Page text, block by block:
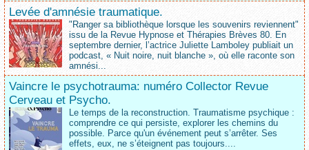
Levée d'amnésie traumatique.
"Ranger sa bibliothèque lorsque les souvenirs reviennent"
issu de la Revue Hypnose et Thérapies Brèves 80. En
septembre dernier, l’actrice Juliette Lamboley publiait un
podcast, « Nuit noire, nuit blanche », où elle raconte son
amnési...
Vaincre le psychotrauma: numéro Collector Revue
Cerveau et Psycho.
Le temps de la reconstruction. Traumatisme psychique :
comprendre ce qui persiste, explorer les chemins du
possible. Parce qu'un événement peut s’arrêter. Ses
effets, eux, ne s’éteignent pas toujours....